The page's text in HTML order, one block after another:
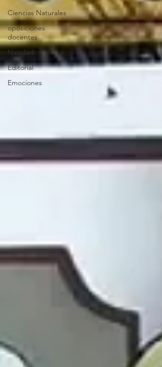
Ciencias Naturales
oposiciones
docentes
Navidad
Editorial
Emociones